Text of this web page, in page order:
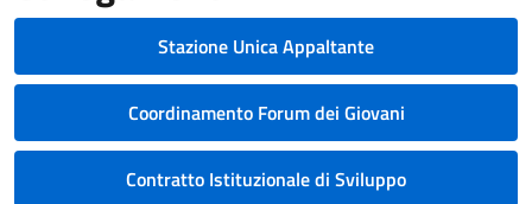
Stazione Unica Appaltante
Coordinamento Forum dei Giovani
Contratto Istituzionale di Sviluppo